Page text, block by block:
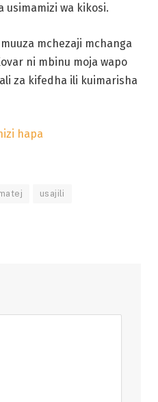
usimamizi wa kikosi.
mchezaji mchanga
ni mbinu moja wapo
za kifedha ili kuimarisha
hapa
usajili